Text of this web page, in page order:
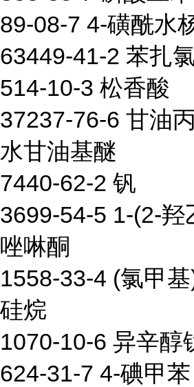
89-08-7 4-磺酰水
63449-41-2 苯扎
514-10-3 松香酸
37237-76-6 甘油
水甘油基醚
7440-62-2 钒
3699-54-5 1-(2-羟
唑啉酮
1558-33-4 (氯甲
硅烷
1070-10-6 异辛醇
624-31-7 4-碘甲苯